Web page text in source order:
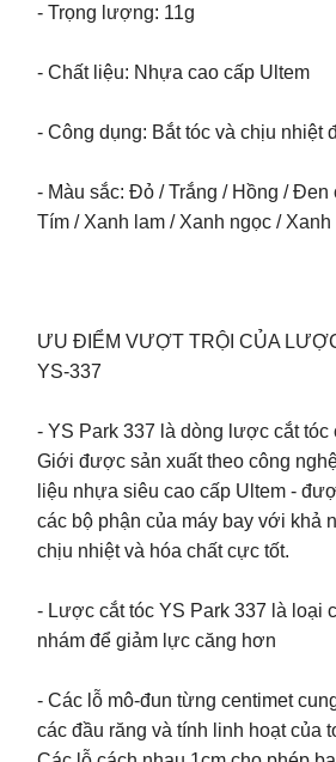
- Trọng lượng: 11g
- Chất liệu: Nhựa cao cấp Ultem
- Công dụng: Bắt tóc và chịu nhiệt
- Màu sắc: Đỏ / Trắng / Hồng / Đen
Tím / Xanh lam / Xanh ngọc / Xanh
ƯU ĐIỂM VƯỢT TRỘI CỦA
YS-337
- YS Park 337 là dòng lược cắt tóc
Giới được sản xuất theo công
liệu nhựa siêu cao cấp Ultem -
các bộ phận của máy bay với khả
chịu nhiệt và hóa chất cực tốt.
- Lược cắt tóc YS Park 337 là loại
nhám để giảm lực căng hơn
- Các lỗ mô-đun từng centimet
các đầu răng và tính linh hoạt của